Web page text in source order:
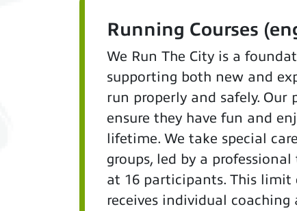
Running Courses
We Run The City is a
supporting both new and
run properly and safely. Our
ensure they have fun and
lifetime. We take special
groups, led by a
at 16 participants. This limit
receives individual coaching